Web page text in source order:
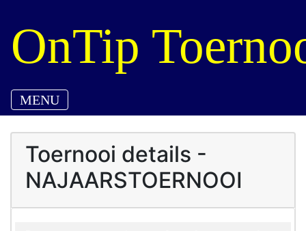
OnTip
MENU
Toernooi details -
NAJAARSTOERNOOI